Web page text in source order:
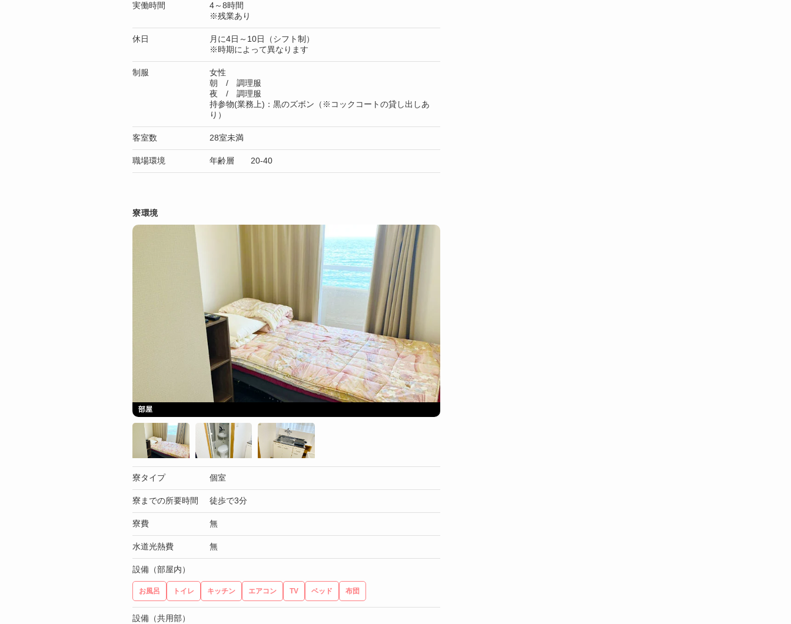
実働時間
4～8時間
※残業あり
休日
月に4日～10日（シフト制）
※時期によって異なります
制服
女性
朝 / 調理服
夜 / 調理服
持参物(業務上)：黒のズボン（※コックコートの貸し出しあ
り）
客室数 28室未満
職場環境 年齢層 20-40
寮環境
部屋
寮タイプ 個室
寮までの所要時間 徒歩で3分
寮費 無
水道光熱費 無
設備（部屋内）
お風呂 トイレ キッチン エアコン TV ベッド 布団
設備（共用部）